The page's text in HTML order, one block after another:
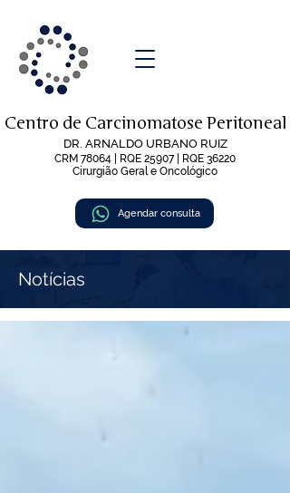
Agendar consulta
Centro de Carcinomatose Peritoneal
DR. ARNALDO URBANO RUIZ
CRM 78064 | RQE 25907 | RQE 36220
Cirurgião Geral e Oncológico
Notícias